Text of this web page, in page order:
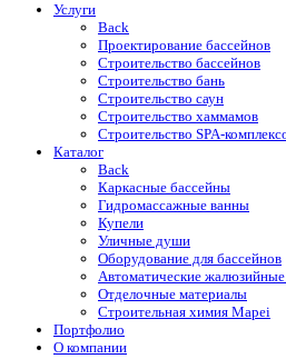
Услуги
Back
Проектирование бассейнов
Строительство бассейнов
Строительство бань
Строительство саун
Строительство хаммамов
Строительство SPA-
Каталог
Back
Каркасные бассейны
Гидромассажные ванны
Купели
Уличные души
Оборудование для бассейнов
Автоматические
Отделочные материалы
Строительная химия Mapei
Портфолио
O компании